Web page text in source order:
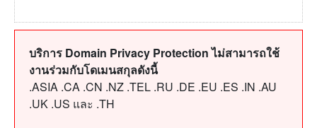
บริการ Domain Privacy Protection ไม่สามารถใช้
งานร่วมกับโดเมนสกุลดังนี้
.ASIA .CA .CN .NZ .TEL .RU .DE .EU .ES .IN .AU
.UK .US และ .TH